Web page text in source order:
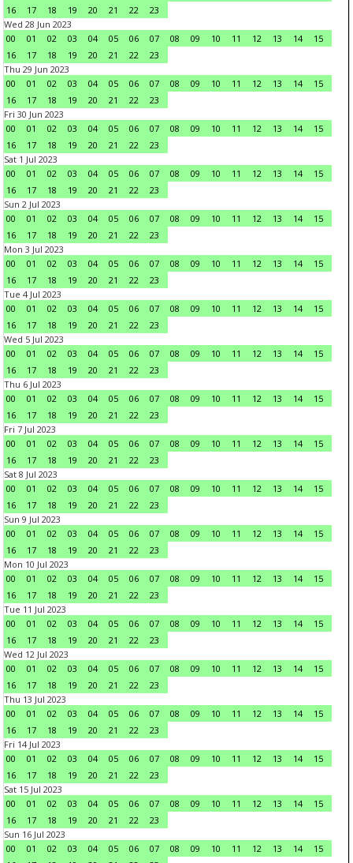
16
17 18 19 20 21 22
23
Wed 28 Jun 2023
00
01 02 03 04 05 06 07 08 09 10 11 12 13 14
15
16
17 18 19 20 21 22
23
Thu 29 Jun 2023
00
01 02 03 04 05 06 07 08 09 10 11 12 13 14
15
16
17 18 19 20 21 22
23
Fri 30 Jun 2023
00
01 02 03 04 05 06 07 08 09 10 11 12 13 14
15
16
17 18 19 20 21 22
23
Sat 1 Jul 2023
00
01 02 03 04 05 06 07 08 09 10 11 12 13 14
15
16
17 18 19 20 21 22
23
Sun 2 Jul 2023
00
01 02 03 04 05 06 07 08 09 10 11 12 13 14
15
16
17 18 19 20 21 22
23
Mon 3 Jul 2023
00
01 02 03 04 05 06 07 08 09 10 11 12 13 14
15
16
17 18 19 20 21 22
23
Tue 4 Jul 2023
00
01 02 03 04 05 06 07 08 09 10 11 12 13 14
15
16
17 18 19 20 21 22
23
Wed 5 Jul 2023
00
01 02 03 04 05 06 07 08 09 10 11 12 13 14
15
16
17 18 19 20 21 22
23
Thu 6 Jul 2023
00
01 02 03 04 05 06 07 08 09 10 11 12 13 14
15
16
17 18 19 20 21 22
23
Fri 7 Jul 2023
00
01 02 03 04 05 06 07 08 09 10 11 12 13 14
15
16
17 18 19 20 21 22
23
Sat 8 Jul 2023
00
01 02 03 04 05 06 07 08 09 10 11 12 13 14
15
16
17 18 19 20 21 22
23
Sun 9 Jul 2023
00
01 02 03 04 05 06 07 08 09 10 11 12 13 14
15
16
17 18 19 20 21 22
23
Mon 10 Jul 2023
00
01 02 03 04 05 06 07 08 09 10 11 12 13 14
15
16
17 18 19 20 21 22
23
Tue 11 Jul 2023
00
01 02 03 04 05 06 07 08 09 10 11 12 13 14
15
16
17 18 19 20 21 22
23
Wed 12 Jul 2023
00
01 02 03 04 05 06 07 08 09 10 11 12 13 14
15
16
17 18 19 20 21 22
23
Thu 13 Jul 2023
00
01 02 03 04 05 06 07 08 09 10 11 12 13 14
15
16
17 18 19 20 21 22
23
Fri 14 Jul 2023
00
01 02 03 04 05 06 07 08 09 10 11 12 13 14
15
16
17 18 19 20 21 22
23
Sat 15 Jul 2023
00
01 02 03 04 05 06 07 08 09 10 11 12 13 14
15
16
17 18 19 20 21 22
23
Sun 16 Jul 2023
00
01 02 03 04 05 06 07 08 09 10 11 12 13 14
15